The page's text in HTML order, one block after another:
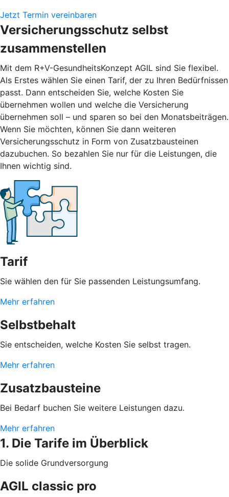
Jetzt Termin vereinbaren
Versicherungsschutz selbst
zusammenstellen
Mit dem R+V-GesundheitsKonzept AGIL sind Sie flexibel.
Als Erstes wählen Sie einen Tarif, der zu Ihren Bedürfnissen
passt. Dann entscheiden Sie, welche Kosten Sie
übernehmen wollen und welche die Versicherung
übernehmen soll – und sparen so bei den Monatsbeiträgen.
Wenn Sie möchten, können Sie dann weiteren
Versicherungsschutz in Form von Zusatzbausteinen
dazubuchen. So bezahlen Sie nur für die Leistungen, die
Ihnen wichtig sind.
Tarif
Sie wählen den für Sie passenden Leistungsumfang.
Mehr erfahren
Selbstbehalt
Sie entscheiden, welche Kosten Sie selbst tragen.
Mehr erfahren
Zusatzbausteine
Bei Bedarf buchen Sie weitere Leistungen dazu.
Mehr erfahren
1. Die Tarife im Überblick
Die solide Grundversorgung
AGIL classic pro